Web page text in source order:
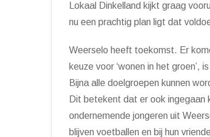
Lokaal Dinkelland kijkt graag
nu een prachtig plan ligt dat
Weerselo heeft toekomst. Er
keuze voor ‘wonen in het groen’,
Bijna alle doelgroepen kunnen
Dit betekent dat er ook ingegaan
ondernemende jongeren uit
blijven voetballen en bij hun